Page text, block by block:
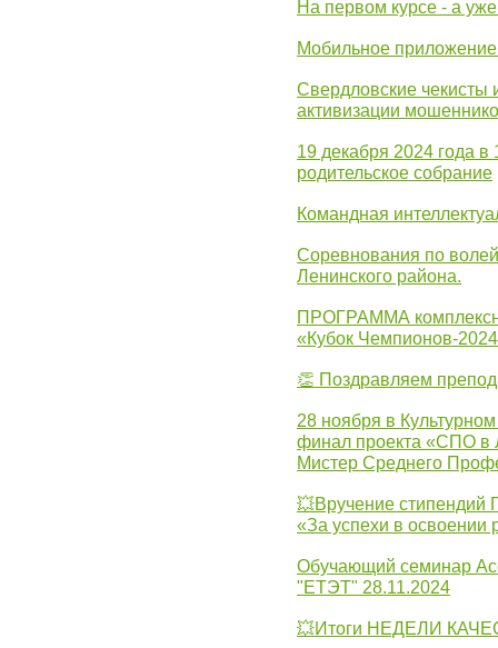
На первом курсе - а
Мобильное
Свердловские
активизации
19 декабря 2024 года
родительское собрание
Командная
Соревнования по
Ленинского района.
ПРОГРАММА
«Кубок Чемпионов-
👏 Поздравляем
28 ноября в
финал проекта «СПО в
Мистер Среднего
💥Вручение стипендий
«За успехи в освоении
Обучающий семинар
"ЕТЭТ" 28.11.2024
💥Итоги НЕДЕЛИ